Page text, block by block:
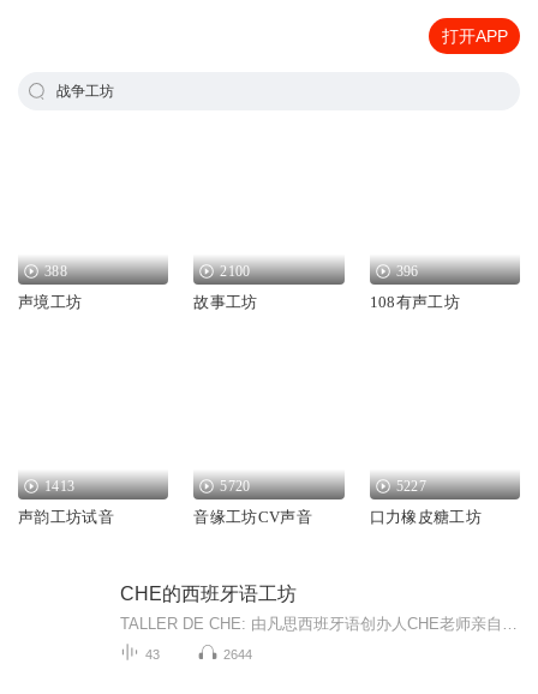
打开APP
战争工坊
388
声境工坊
2100
故事工坊
396
108有声工坊
1413
声韵工坊试音
5720
音缘工坊CV声音
5227
口力橡皮糖工坊
CHE的西班牙语工坊
43 2644